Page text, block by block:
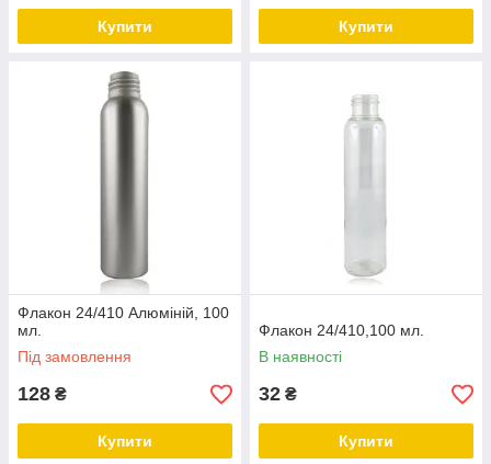
Купити Купити
Флакон 24/410 Алюміній, 100
мл.
Під замовлення
128 ₴
Купити
Флакон 24/410,100 мл.
В наявності
32 ₴
Купити